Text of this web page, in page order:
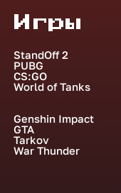
Игры
StandOff 2
PUBG
CS:GO
World of Tanks
Genshin Impact
GTA
Tarkov
War Thunder